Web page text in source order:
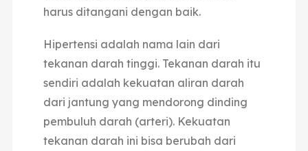
harus ditangani dengan baik.
Hipertensi adalah nama lain dari
tekanan darah tinggi. Tekanan darah itu
sendiri adalah kekuatan aliran darah
dari jantung yang mendorong dinding
pembuluh darah (arteri). Kekuatan
tekanan darah ini bisa berubah dari